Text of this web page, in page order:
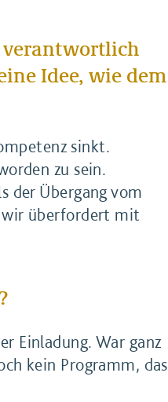
verantwortlich
Idee, wie dem
sinkt.
zu sein.
der Übergang vom
wir überfordert mit
Einladung. War ganz
kein Programm, das